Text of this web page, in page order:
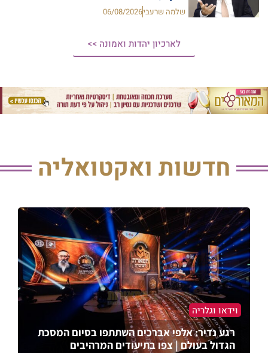
שלמה שרעבי06/08/2026
לארכיון יהדות ואמונה >>
חדשות ואקטואליה
וידאו וגלריה
רגע נדיר: אלפי אברכים השתתפו בסיום המסכת
הגדול בעולם | צפו בתיעודים המרהיבים